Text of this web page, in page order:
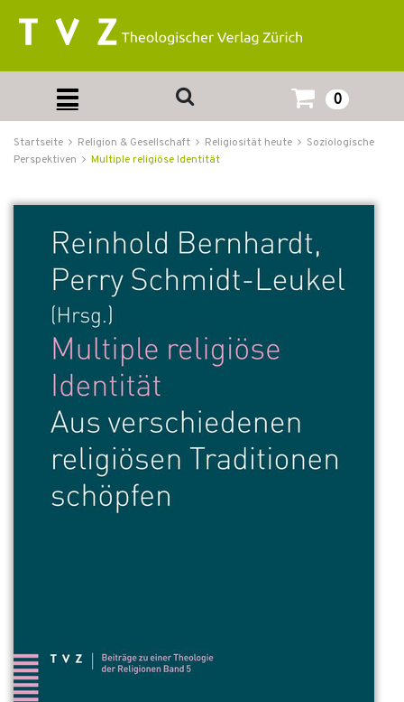
0
Startseite Religion & Gesellschaft Religiosität heute
Soziologische
Perspektiven
Multiple religiöse Identität